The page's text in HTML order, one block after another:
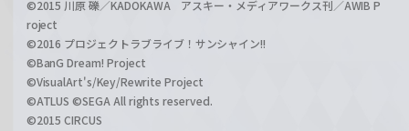
©2015 川原 礫／KADOKAWA アスキー・メディアワークス刊／AWIB P
roject
©2016 プロジェクトラブライブ！サンシャイン!!
©BanG Dream! Project
©VisualArt's/Key/Rewrite Project
©ATLUS ©SEGA All rights reserved.
©2015 CIRCUS